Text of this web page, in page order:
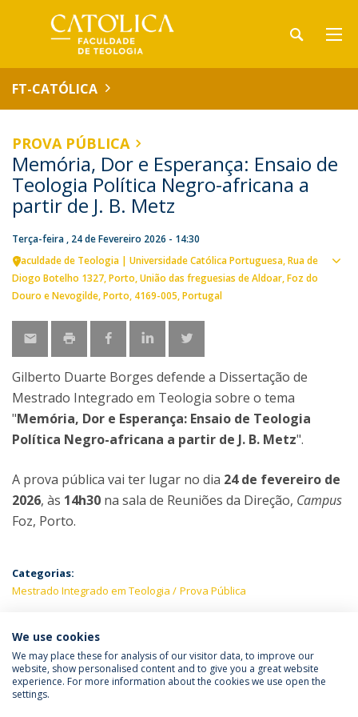
FT-CATÓLICA
PROVA PÚBLICA
Memória, Dor e Esperança: Ensaio de
Teologia Política Negro-africana a
partir de J. B. Metz
Terça-feira , 24 de Fevereiro 2026 - 14:30
Faculdade de Teologia | Universidade Católica Portuguesa Rua de
Diogo Botelho 1327 Porto União das freguesias de Aldoar, Foz do
Douro e Nevogilde, Porto 4169-005 Portugal
Gilberto Duarte Borges defende a Dissertação de
Mestrado Integrado em Teologia sobre o tema
"Memória, Dor e Esperança: Ensaio de Teologia
Política Negro-africana a partir de J. B. Metz".
A prova pública vai ter lugar no dia 24 de fevereiro de
2026, às 14h30 na sala de Reuniões da Direção, Campus
Foz, Porto.
Categorias:
Mestrado Integrado em Teologia
Prova Pública
PRÓXIMOS EVENTOS
Política de Privacidade
Termos & Condições
We use cookies
We may place these for analysis of our visitor data, to improve our
website, show personalised content and to give you a great website
experience. For more information about the cookies we use open the
settings.